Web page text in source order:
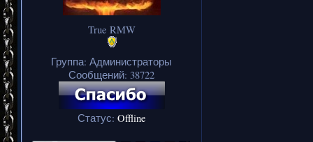
True RMW
Группа: Администраторы
Сообщений: 38722
Статус: Offline